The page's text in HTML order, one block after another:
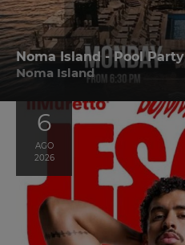
Noma Island - Pool Party
Noma Island
6
AGO
2026